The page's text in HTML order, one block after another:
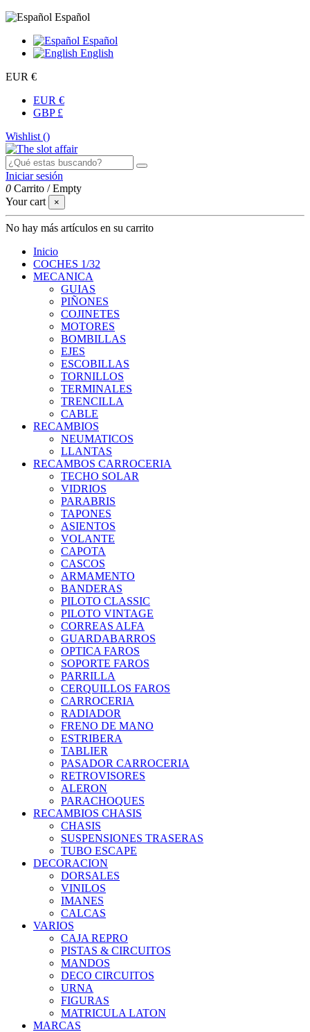
Español
Español
English
EUR €
EUR €
GBP £
Wishlist ()
Iniciar sesión
0 Carrito /Empty
Your cart
×
No hay más artículos en su carrito
Inicio
COCHES 1/32
MECANICA
GUIAS
PIÑONES
COJINETES
MOTORES
BOMBILLAS
EJES
ESCOBILLAS
TORNILLOS
TERMINALES
TRENCILLA
CABLE
RECAMBIOS
NEUMATICOS
LLANTAS
RECAMBOS CARROCERIA
TECHO SOLAR
VIDRIOS
PARABRIS
TAPONES
ASIENTOS
VOLANTE
CAPOTA
CASCOS
ARMAMENTO
BANDERAS
PILOTO CLASSIC
PILOTO VINTAGE
CORREAS ALFA
GUARDABARROS
OPTICA FAROS
SOPORTE FAROS
PARRILLA
CERQUILLOS FAROS
CARROCERIA
RADIADOR
FRENO DE MANO
ESTRIBERA
TABLIER
PASADOR CARROCERIA
RETROVISORES
ALERON
PARACHOQUES
RECAMBIOS CHASIS
CHASIS
SUSPENSIONES TRASERAS
TUBO ESCAPE
DECORACION
DORSALES
VINILOS
IMANES
CALCAS
VARIOS
CAJA REPRO
PISTAS & CIRCUITOS
MANDOS
DECO CIRCUITOS
URNA
FIGURAS
MATRICULA LATON
MARCAS